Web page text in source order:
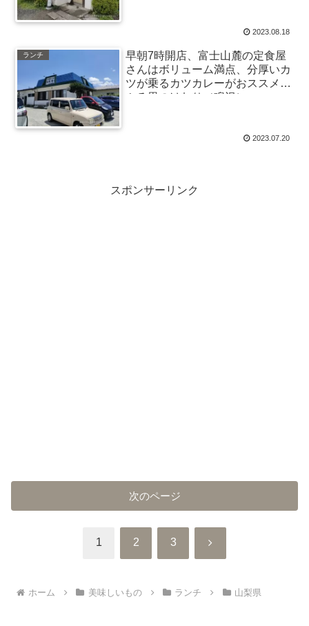
2023.08.18
ランチ
早朝7時開店、富士山麓の定食屋
さんはボリューム満点、分厚いカ
ツが乗るカツカレーがおススメ～
ふる里のけむり（鳴沢）
2023.07.20
スポンサーリンク
次のページ
1 2 3 次
ホーム 美味しいもの ランチ 山梨県